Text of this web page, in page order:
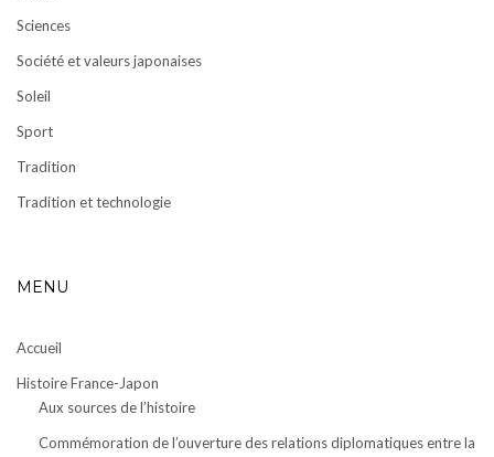
Sciences
Société et valeurs japonaises
Soleil
Sport
Tradition
Tradition et technologie
MENU
Accueil
Histoire France-Japon
Aux sources de l’histoire
Commémoration de l’ouverture des relations diplomatiques entre la